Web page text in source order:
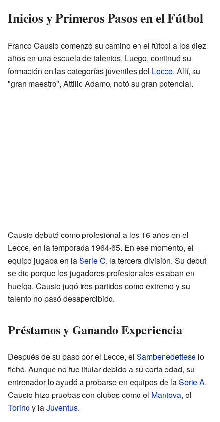
Inicios y Primeros Pasos en el Fútbol
Franco Causio comenzó su camino en el fútbol a los diez
años en una escuela de talentos. Luego, continuó su
formación en las categorías juveniles del Lecce. Allí, su
"gran maestro", Attilio Adamo, notó su gran potencial.
Causio debutó como profesional a los 16 años en el
Lecce, en la temporada 1964-65. En ese momento, el
equipo jugaba en laSerie C, la tercera división. Su debut
se dio porque los jugadores profesionales estaban en
huelga. Causio jugó tres partidos como extremo y su
talento no pasó desapercibido.
Préstamos y Ganando Experiencia
Después de su paso por el Lecce, el Sambenedettese lo
fichó. Aunque no fue titular debido a su corta edad, su
entrenador lo ayudó a probarse en equipos de laSerie A.
Causio hizo pruebas con clubes como el Mantova, el
Torinoy laJuventus.